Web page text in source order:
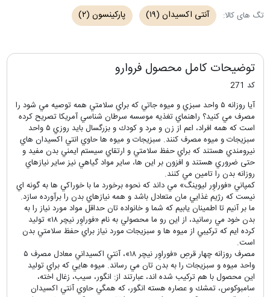
تگ های کالا: آنتی اکسیدان (۱۹) پارکینسون (۲)
توضیحات کامل محصول فروارو
کد 271
آيا روزانه ۵ واحد سبزي و ميوه جاتي كه براي سلامتي همه توصيه مي شود را
مصرف مي كنيد؟ راهنماي تغذيه موسسه سرطان شناسي آمريكا تصريح كرده
است كه همه افراد، اعم از زن و مرد و كودك و بزرگسال بايد روزي ۵ واحد
سبزيجات و ميوه مصرف كنند. سبزيجات و ميوه ها حاوي انتي اكسيدان هاي
نيرومندي هستند كه براي حفظ سلامتي و ارتقاي سيستم ايمني بدن مفيد و
حتی ضروري هستند و افزون بر اين ها، ساير مواد گياهي نيز ساير نيازهاي
روزانه بدن را تامين مي كنند.
كمپاني «فوراوِر ليوينگ» مي داند كه نحوه برخورد ما با خوراكي ها به گونه اي
نيست كه رژيم غذايي مان متعادل باشد و همه نيازهاي بدن را برآورده سازد.
ما بر آنيم تا اطمينان يابيم كه شما و خانواده تان حداقل مواد مورد نياز را به
بدن خود مي رسانيد، از اين رو ما محصولي به نام «فوراوِر نيچر ۱۸» توليد
كرده ايم كه تركيبي از ميوه ها و سبزيجات مورد نياز براي حفظ سلامتي بدن
است.
مصرف روزانه چهار قرصِ «فوراوِر نيچر ۱۸»، آنتي اكسيداني معادل مصرف ۵
واحد ميوه و سبزيجات را به بدن تان مي رساند. ميوه هايي كه براي توليد
اين محصول با هم تركيب شده اند، عبارتند از: انگور، سيب، زغال اخته،
سامبوكوس، تمشك و عصاره هسته انگور، كه همگي حاوي آنتي اكسيدان